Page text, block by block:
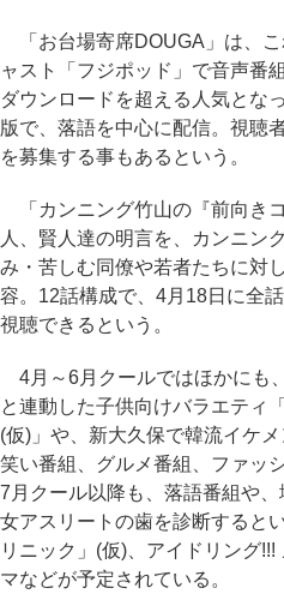
「お台場寄席DOUGA」は、
ャスト「フジポッド」で音声番
ダウンロードを超える人気とな
版で、落語を中心に配信。視聴
を募集する事もあるという。
「カンニング竹山の『前向き
人、賢人達の明言を、カンニン
み・苦しむ同僚や若者たちに対
容。12話構成で、4月18日に全
視聴できるという。
4月～6月クールではほかにも
と連動した子供向けバラエティ
(仮)」や、新大久保で韓流イケ
笑い番組、グルメ番組、ファッ
7月クール以降も、落語番組や
女アスリートの歯を診断すると
リニック」(仮)、アイドリング
マなどが予定されている。